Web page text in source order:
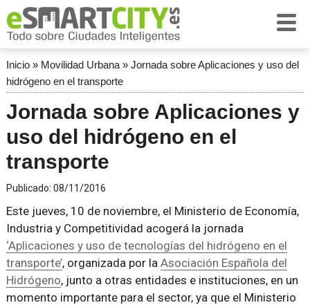
Inicio» Movilidad Urbana» Jornada sobre Aplicaciones y uso del
hidrógeno en el transporte
Jornada sobre Aplicaciones y
uso del hidrógeno en el
transporte
Publicado: 08/11/2016
Este jueves, 10 de noviembre, el Ministerio de Economía,
Industria y Competitividad acogerá la jornada
‘Aplicaciones y uso de tecnologías del hidrógeno en el
transporte’, organizada por la Asociación Española del
Hidrógeno, junto a otras entidades e instituciones, en un
momento importante para el sector, ya que el Ministerio